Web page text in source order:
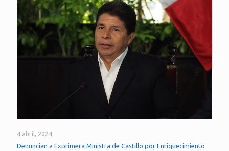
4 abril, 2024
Denuncian a Exprimera Ministra de Castillo por Enriquecimiento